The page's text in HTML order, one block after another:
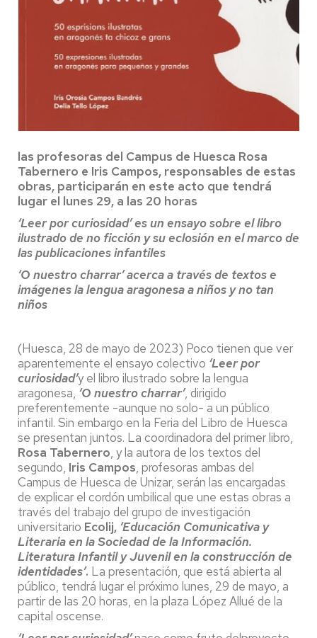
las profesoras del Campus de Huesca Rosa
Tabernero e Iris Campos, responsables de estas
obras, participarán en este acto que tendrá
lugar el lunes 29, a las 20 horas
‘Leer por curiosidad’ es un ensayo sobre el libro
ilustrado de no ficción y su eclosión en el marco de
las publicaciones infantiles
‘O nuestro charrar’ acerca a través de textos e
imágenes la lengua aragonesa a niños y no tan
niños
(Huesca, 28 de mayo de 2023) Poco tienen que ver
aparentemente el ensayo colectivo ‘Leer por
curiosidad’y el libro ilustrado sobre la lengua
aragonesa, ‘O nuestro charrar’, dirigido
preferentemente -aunque no solo- a un público
infantil. Sin embargo en la Feria del Libro de Huesca
se presentan juntos. La coordinadora del primer libro,
Rosa Tabernero, y la autora de los textos del
segundo, Iris Campos, profesoras ambas del
Campus de Huesca de Unizar, serán las encargadas
de explicar el cordón umbilical que une estas obras a
través del trabajo del grupo de investigación
universitario Ecolij, ‘Educación Comunicativa y
Literaria en la Sociedad de la Información.
Literatura Infantil y Juvenil en la construcción de
identidades’. La presentación, que está abierta al
público, tendrá lugar el próximo lunes, 29 de mayo, a
partir de las 20 horas, en la plaza López Allué de la
capital oscense.